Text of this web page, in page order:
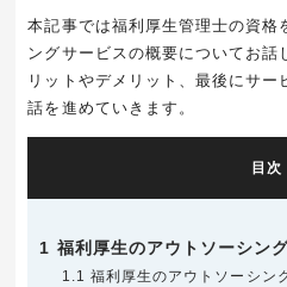
本記事では福利厚生管理士の資格
ングサービスの概要についてお話
リットやデメリット、最後にサー
話を進めていきます。
目次
1 福利厚生のアウトソーシン
1.1 福利厚生のアウトソーシン